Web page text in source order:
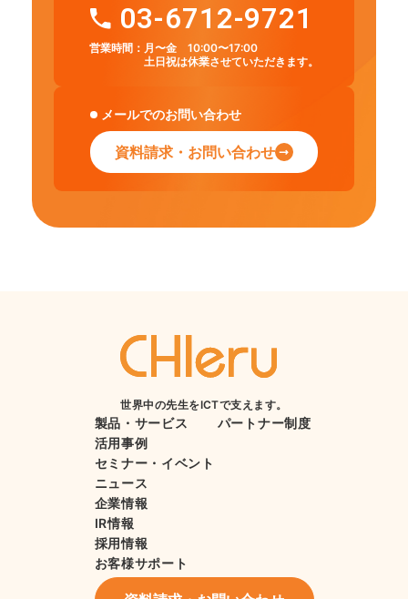
03-6712-9721
営業時間： 月〜金 10:00〜17:00
土日祝は休業させていただきます。
メールでのお問い合わせ
資料請求・お問い合わせ
世界中の先生をICTで支えます。
製品・サービス
活用事例
セミナー・イベント
ニュース
企業情報
IR情報
採用情報
お客様サポート
パートナー制度